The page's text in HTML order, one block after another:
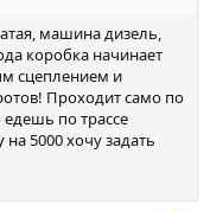
машина дизель,
коробка начинает
сцеплением и
Проходит само по
едешь по трассе
5000 хочу задать